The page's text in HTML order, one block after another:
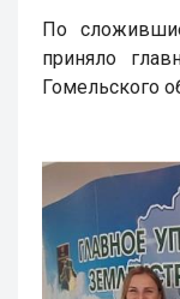
По
приняло
Гомельского